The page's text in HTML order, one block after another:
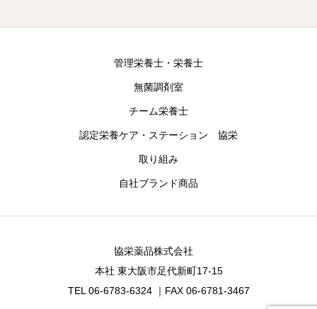
管理栄養士・栄養士
無菌調剤室
チーム栄養士
認定栄養ケア・ステーション 協栄
取り組み
自社ブランド商品
協栄薬品株式会社
本社 東大阪市足代新町17-15
TEL 06-6783-6324 ｜FAX 06-6781-3467